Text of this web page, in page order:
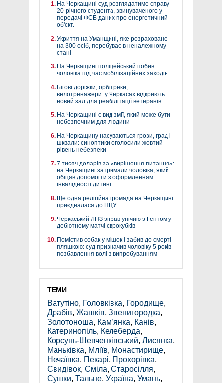
На Черкащині суд розглядатиме справу
20-річного студента, звинуваченого у
передачі ФСБ даних про енергетичний
об'єкт.
Укриття на Уманщині, яке розраховане
на 300 осіб, перебуває в неналежному
стані
На Черкащині поліцейський побив
чоловіка під час мобілізаційних заходів
Бігові доріжки, орбітреки,
велотренажери: у Черкасах відкриють
новий зал для реабілітації ветеранів
На Черкащині є вид змії, який може бути
небезпечним для людини
На Черкащину насуваються грози, град і
шквали: синоптики оголосили жовтий
рівень небезпеки
7 тисяч доларів за «вирішення питання»:
на Черкащині затримали чоловіка, який
обіцяв допомогти з оформленням
інвалідності дитині
Ще одна релігійна громада на Черкащині
приєдналася до ПЦУ
Черкаський ЛНЗ зіграв унічию з Гентом у
дебютному матчі єврокубків
Помістив собак у мішок і забив до смерті
пляшкою: суд призначив чоловіку 5 років
позбавлення волі з випробуванням
ТЕМИ
Ватутіно, Головківка, Городище,
Драбів, Жашків, Звенигородка,
Золотоноша, Кам’янка, Канів,
Катеринопіль, Келеберда,
Корсунь-Шевченківський, Лисянка,
Маньківка, Мліїв, Монастирище,
Нечаївка, Пекарі, Прохорівка,
Свидівок, Сміла, Старосілля,
Сушки, Тальне, Україна, Умань,